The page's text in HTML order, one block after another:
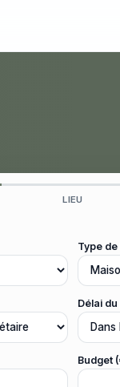
LIEU
Type de
Délai
Budget